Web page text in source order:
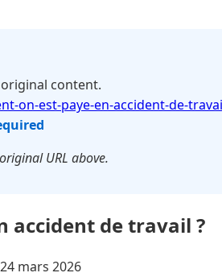
content.
on-est-paye-en-accident-de-
URL above.
accident de travail ?
24 mars 2026